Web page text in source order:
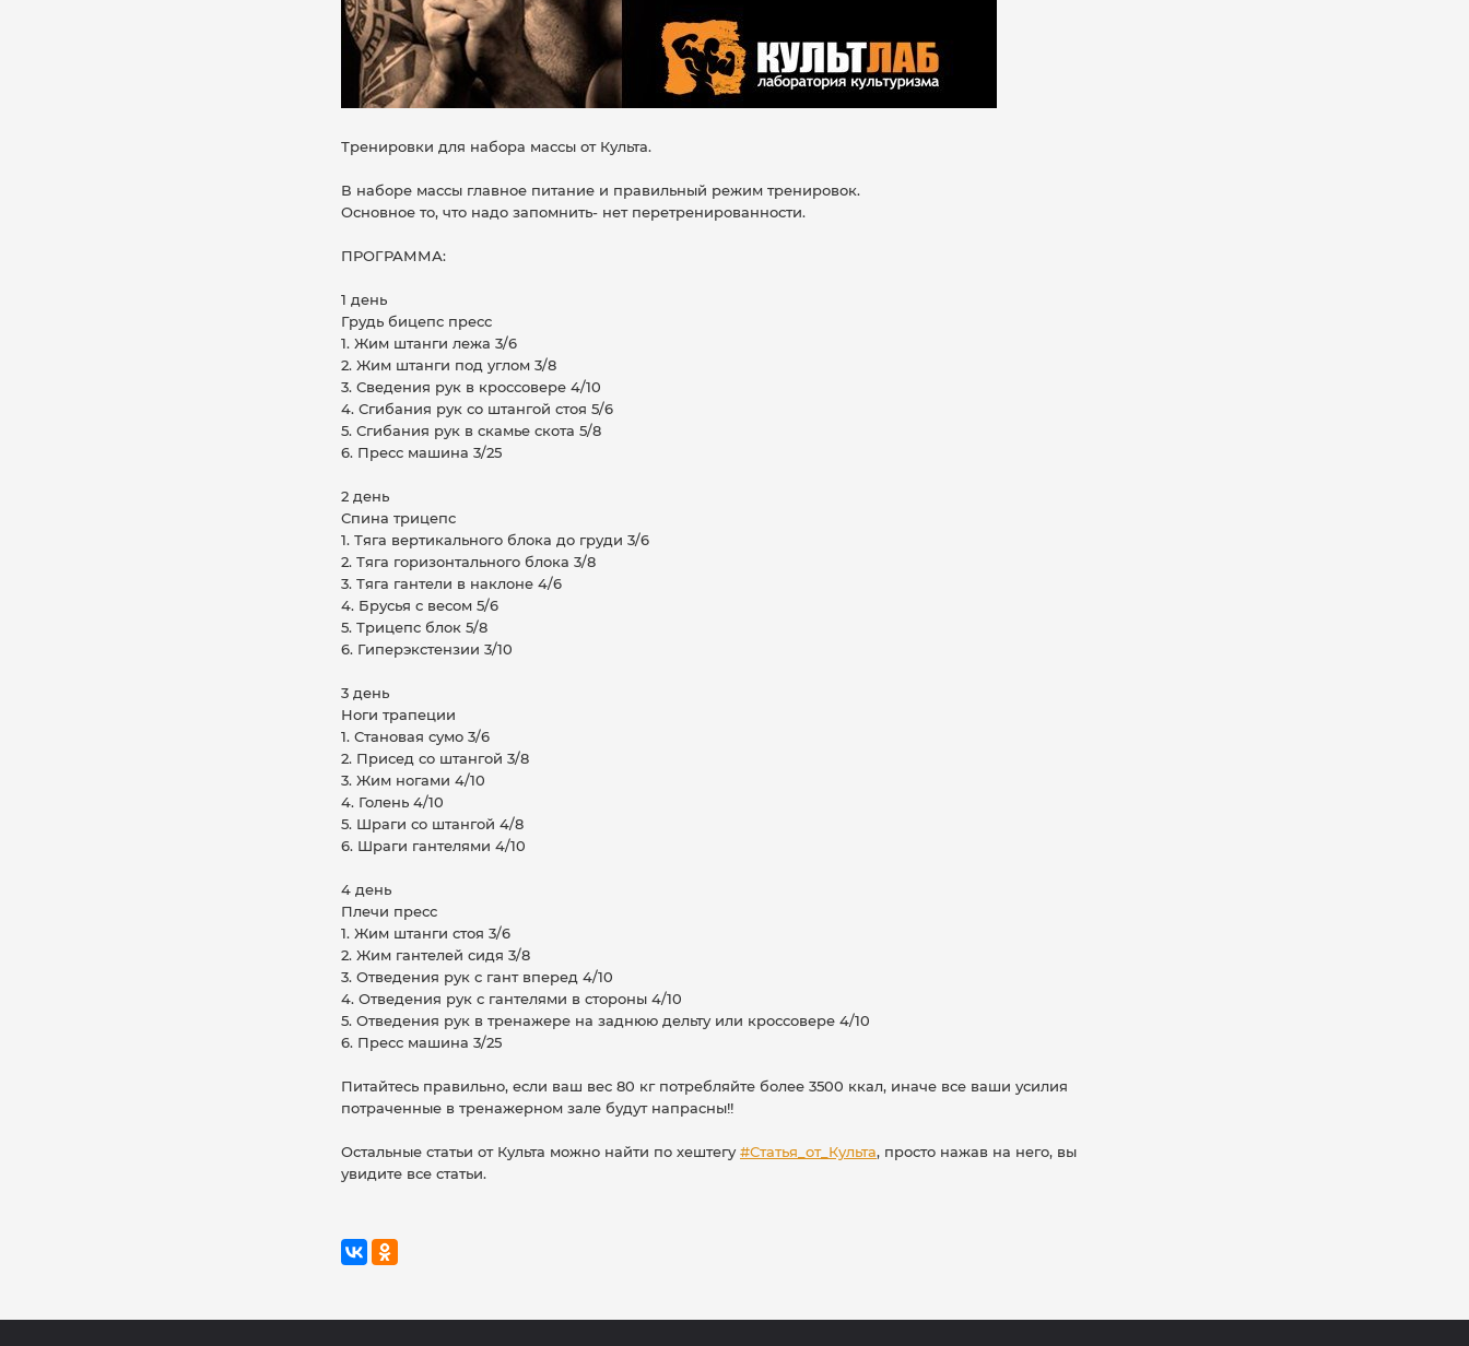
Тренировки для набора массы от Культа.
В наборе массы главное питание и правильный режим тренировок.
Основное то, что надо запомнить- нет перетренированности.
ПРОГРАММА:
1 день
Грудь бицепс пресс
1. Жим штанги лежа 3/6
2. Жим штанги под углом 3/8
3. Сведения рук в кроссовере 4/10
4. Сгибания рук со штангой стоя 5/6
5. Сгибания рук в скамье скота 5/8
6. Пресс машина 3/25
2 день
Спина трицепс
1. Тяга вертикального блока до груди 3/6
2. Тяга горизонтального блока 3/8
3. Тяга гантели в наклоне 4/6
4. Брусья с весом 5/6
5. Трицепс блок 5/8
6. Гиперэкстензии 3/10
3 день
Ноги трапеции
1. Становая сумо 3/6
2. Присед со штангой 3/8
3. Жим ногами 4/10
4. Голень 4/10
5. Шраги со штангой 4/8
6. Шраги гантелями 4/10
4 день
Плечи пресс
1. Жим штанги стоя 3/6
2. Жим гантелей сидя 3/8
3. Отведения рук с гант вперед 4/10
4. Отведения рук с гантелями в стороны 4/10
5. Отведения рук в тренажере на заднюю дельту или кроссовере 4/10
6. Пресс машина 3/25
Питайтесь правильно, если ваш вес 80 кг потребляйте более 3500 ккал, иначе все ваши усилия
потраченные в тренажерном зале будут напрасны!!
Остальные статьи от Культа можно найти по хештегу#Статья_от_Культа, просто нажав на него, вы
увидите все статьи.